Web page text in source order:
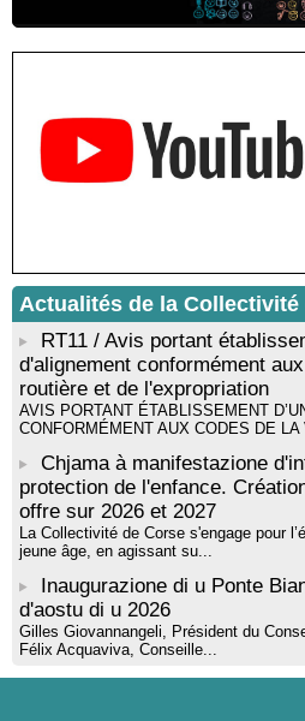
Résidence d’écriture et de
Castelli - Institut Mémoires de
Médiathèque de Castagniccia Mare
Rencontre / dédicace avec
livre « La ballade du pendu du
Santa Lucia di Tallà
Mise en musique d’un livre
musicienne pédagogue : Ateliers
rythmique et corporelle - Mediateca
! Événement reporté ! Cycle de
par Alexandre Dominati -
Tallà
Actualités de la Collectivité
RT11 / Avis portant
d'alignement conformément
routière et de l'expropriation
AVIS PORTANT ÉTABLISSEMENT
CONFORMÉMENT AUX CODES DE
Chjama à manifestazione
protection de l'enfance.
offre sur 2026 et 2027
La Collectivité de Corse s'engage pour
jeune âge, en agissant su...
Inaugurazione di u Ponte
d'aostu di u 2026
Gilles Giovannangeli, Président du
Félix Acquaviva, Conseille...